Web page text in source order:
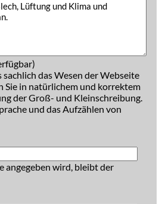
sachlich das Wesen der Webseite
Sie in natürlichem und korrektem
der Groß- und Kleinschreibung.
und das Aufzählen von
angegeben wird, bleibt der